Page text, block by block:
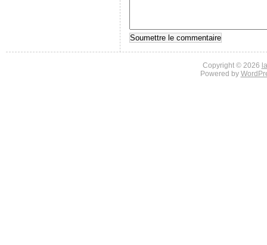
Copyright © 2026
Powered by